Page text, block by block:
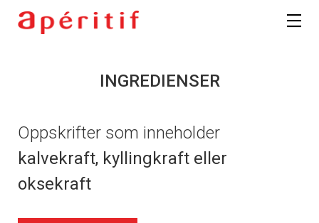
INGREDIENSER
Oppskrifter som inneholder
kalvekraft, kyllingkraft eller
oksekraft